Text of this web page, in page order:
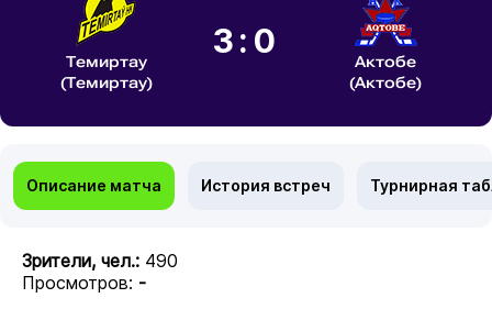
Темиртау
(Темиртау)
3:0
Актобе
(Актобе)
Описание матча История встреч Турнирная
Зрители, чел.: 490
Просмотров: -